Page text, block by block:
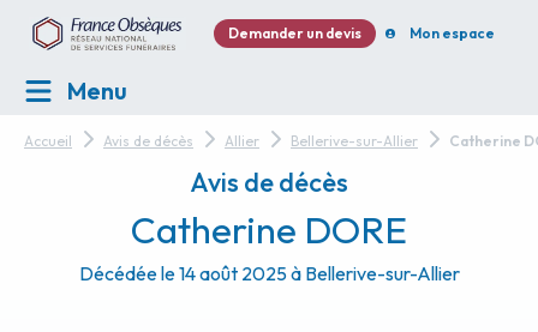
Demander un devis Mon espace
Menu
Accueil Avis de décès Allier Bellerive-sur-Allier Catherine
Avis de décès
Catherine DORE
Décédée le 14 août 2025 à Bellerive-sur-Allier